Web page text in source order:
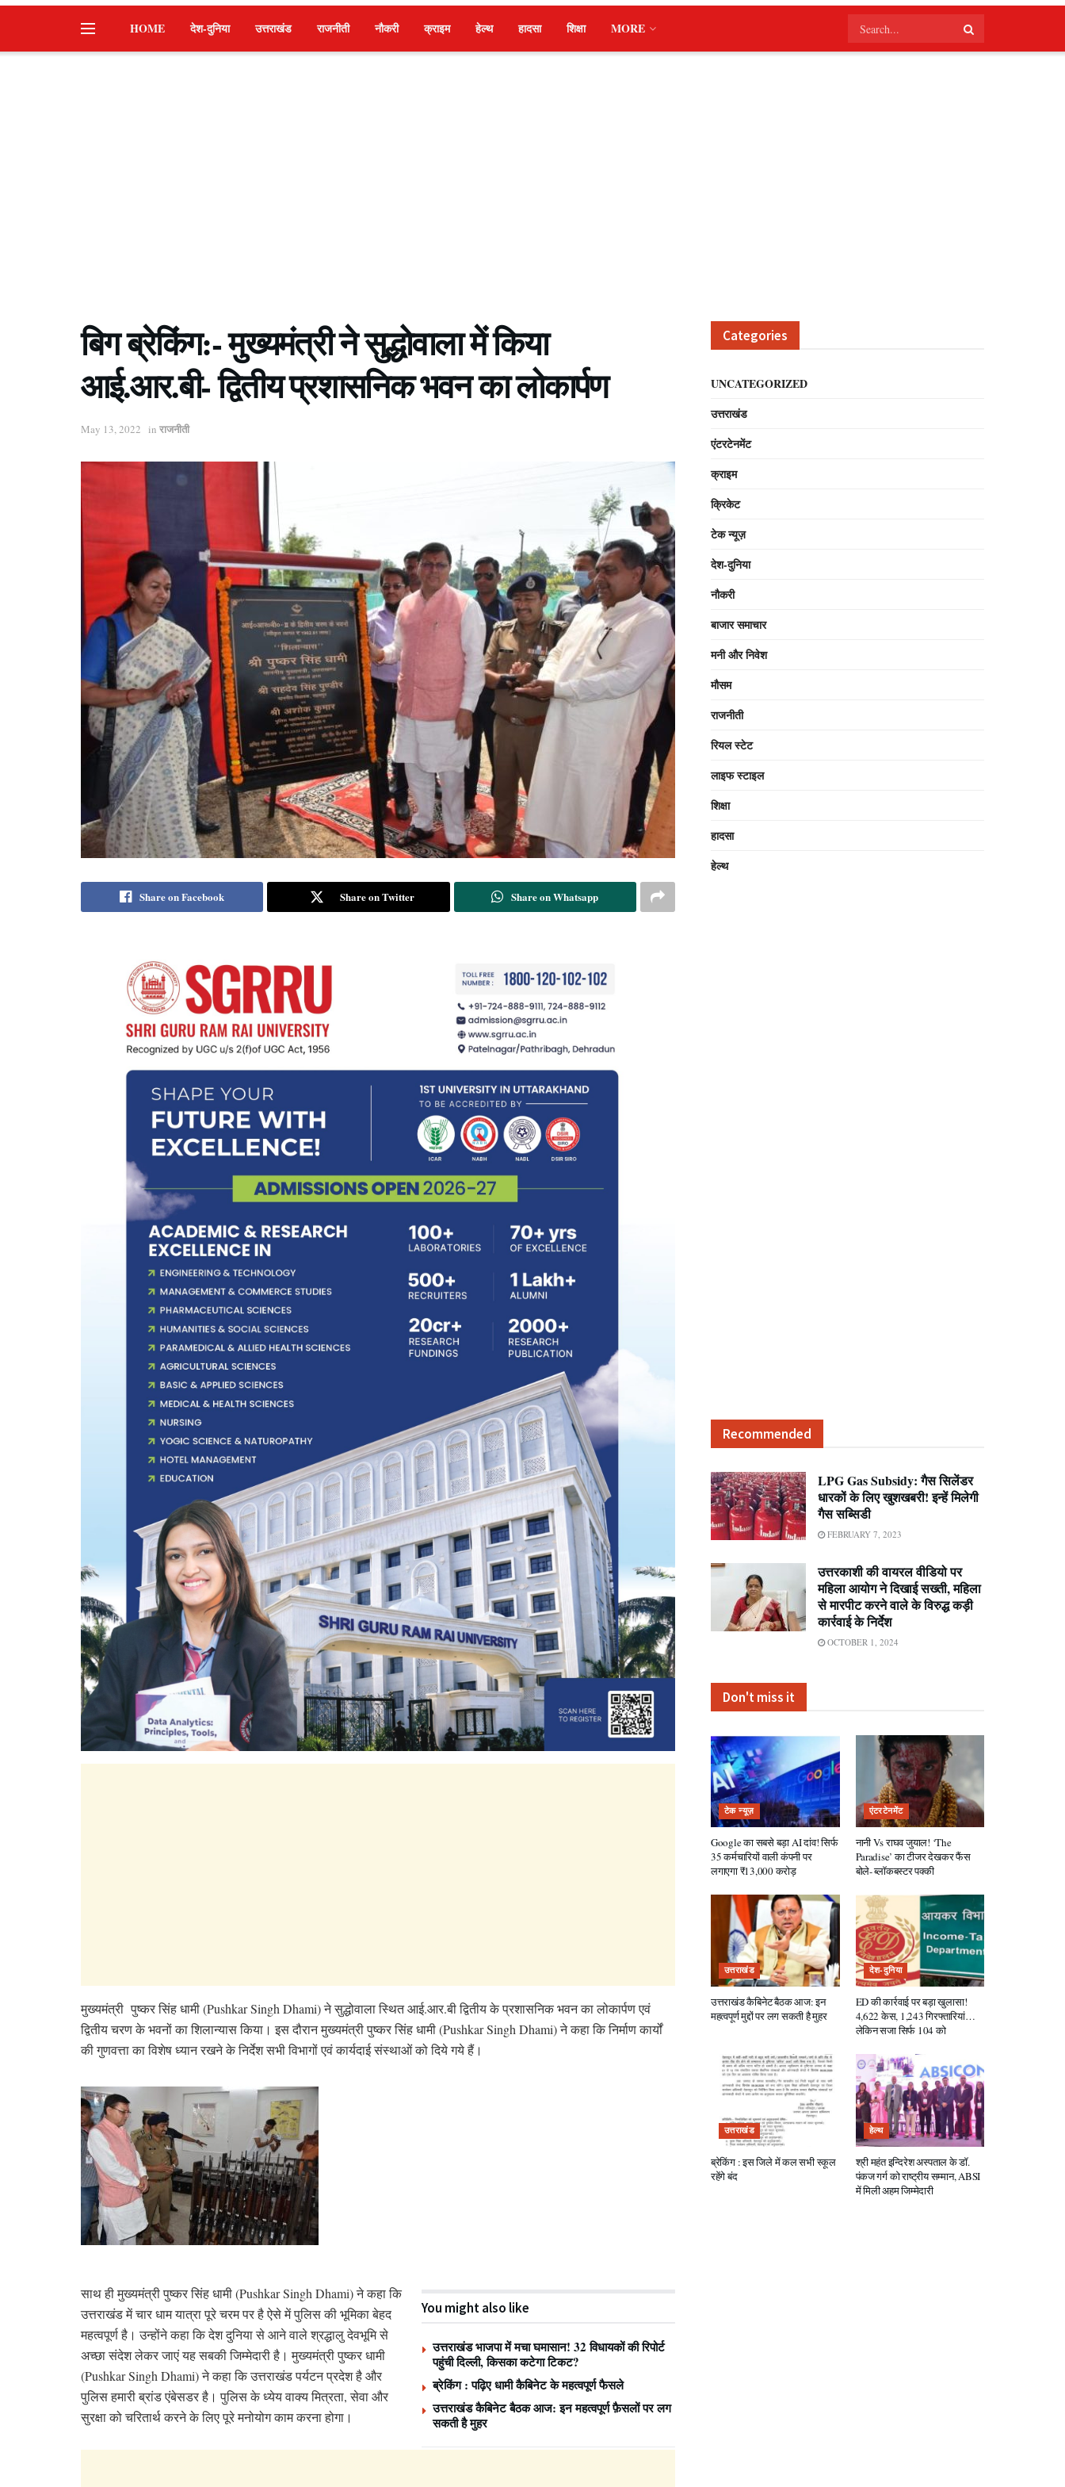
HOME देश-दुनिया उत्तराखंड राजनीती नौकरी क्राइम हेल्थ हादसा शिक्षा MORE
बिग ब्रेकिंग:- मुख्यमंत्री ने सुद्धोवाला में किया
आई.आर.बी- द्वितीय प्रशासनिक भवन का लोकार्पण
May 13, 2022 in राजनीती
Share on Facebook Share on Twitter Share on Whatsapp
मुख्यमंत्री पुष्कर सिंह धामी (Pushkar Singh Dhami) ने सुद्धोवाला स्थित आई.आर.बी द्वितीय के प्रशासनिक भवन का लोकार्पण एवं
द्वितीय चरण के भवनों का शिलान्यास किया। इस दौरान मुख्यमंत्री पुष्कर सिंह धामी (Pushkar Singh Dhami) ने कहा कि निर्माण कार्यों
की गुणवत्ता का विशेष ध्यान रखने के निर्देश सभी विभागों एवं कार्यदाई संस्थाओं को दिये गये हैं।
You might also like
उत्तराखंड भाजपा में मचा घमासान! 32 विधायकों की रिपोर्ट
पहुंची दिल्ली, किसका कटेगा टिकट?
ब्रेकिंग : पढ़िए धामी कैबिनेट के महत्वपूर्ण फैसले
उत्तराखंड कैबिनेट बैठक आज: इन महत्वपूर्ण फ़ैसलों पर लग
सकती है मुहर
साथ ही मुख्यमंत्री पुष्कर सिंह धामी (Pushkar Singh Dhami) ने कहा कि
उत्तराखंड में चार धाम यात्रा पूरे चरम पर है ऐसे में पुलिस की भूमिका बेहद
महत्वपूर्ण है। उन्होंने कहा कि देश दुनिया से आने वाले श्रद्धालु देवभूमि से
अच्छा संदेश लेकर जाएं यह सबकी जिम्मेदारी है। मुख्यमंत्री पुष्कर धामी
(Pushkar Singh Dhami) ने कहा कि उत्तराखंड पर्यटन प्रदेश है और
पुलिस हमारी ब्रांड एंबेसडर है। पुलिस के ध्येय वाक्य मित्रता, सेवा और
सुरक्षा को चरितार्थ करने के लिए पूरे मनोयोग काम करना होगा।
Categories
UNCATEGORIZED
उत्तराखंड
एंटरटेनमेंट
क्राइम
क्रिकेट
टेक न्यूज़
देश-दुनिया
नौकरी
बाजार समाचार
मनी और निवेश
मौसम
राजनीती
रियल स्टेट
लाइफ स्टाइल
शिक्षा
हादसा
हेल्थ
Recommended
LPG Gas Subsidy: गैस सिलेंडर
धारकों के लिए खुशखबरी! इन्हें मिलेगी
गैस सब्सिडी
FEBRUARY 7, 2023
उत्तरकाशी की वायरल वीडियो पर
महिला आयोग ने दिखाई सख्ती, महिला
से मारपीट करने वाले के विरुद्ध कड़ी
कार्रवाई के निर्देश
OCTOBER 1, 2024
Don't miss it
टेक न्यूज़
Google का सबसे बड़ा AI दांव! सिर्फ
35 कर्मचारियों वाली कंपनी पर
लगाएगा ₹13,000 करोड़
एंटरटेनमेंट
नानी Vs राघव जुयाल! ‘The
Paradise’ का टीजर देखकर फैंस
बोले- ब्लॉकबस्टर पक्की
उत्तराखंड
उत्तराखंड कैबिनेट बैठक आज: इन
महत्वपूर्ण मुद्दों पर लग सकती है मुहर
देश-दुनिया
ED की कार्रवाई पर बड़ा खुलासा!
4,622 केस, 1,243 गिरफ्तारियां…
लेकिन सजा सिर्फ 104 को
उत्तराखंड
ब्रेकिंग : इस जिले में कल सभी स्कूल
रहेंगे बंद
हेल्थ
श्री महंत इन्दिरेश अस्पताल के डॉ.
पंकज गर्ग को राष्ट्रीय सम्मान, ABSI
में मिली अहम जिम्मेदारी